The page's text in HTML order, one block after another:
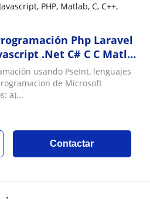
PHP, Matlab, C, C++,
Php Laravel
.Net C# C C Matlab
usando PseInt, lenguajes
de Microsoft
a)...
Contactar